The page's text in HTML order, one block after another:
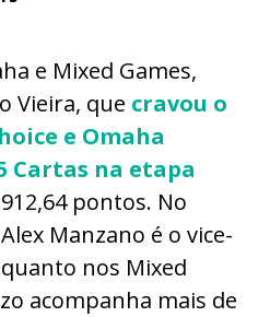
e Mixed Games,
Vieira, que cravou o
e Omaha
Cartas na etapa
pontos. No
Manzano é o vice-
nos Mixed
acompanha mais de